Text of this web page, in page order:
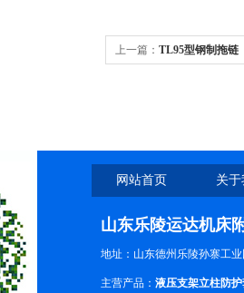
上一篇： TL95型钢制拖链
网站首页 关
山东乐陵运达机床
地址：山东德州乐陵孙寨工
主营产品： 液压支架立柱防